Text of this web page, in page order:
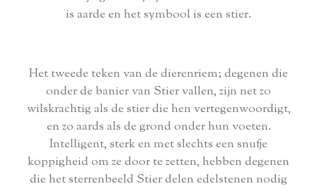
is aarde en het symbool is een stier.
Het tweede teken van de dierenriem; degenen die
onder de banier van Stier vallen, zijn net zo
wilskrachtig als de stier die hen vertegenwoordigt,
en zo aards als de grond onder hun voeten.
Intelligent, sterk en met slechts een snufje
koppigheid om ze door te zetten, hebben degenen
die het sterrenbeeld Stier delen edelstenen nodig